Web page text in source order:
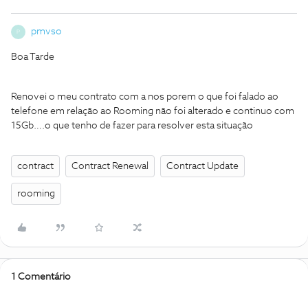
P pmvso
Boa Tarde
Renovei o meu contrato com a nos porem o que foi falado ao
telefone em relação ao Rooming não foi alterado e continuo com
15Gb….o que tenho de fazer para resolver esta situação
contract Contract Renewal Contract Update
rooming
1 Comentário